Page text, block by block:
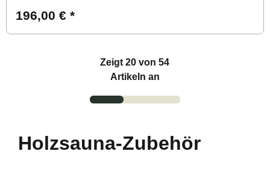
196,00 € *
Zeigt20 von 54
Artikeln an
Holzsauna-Zubehör